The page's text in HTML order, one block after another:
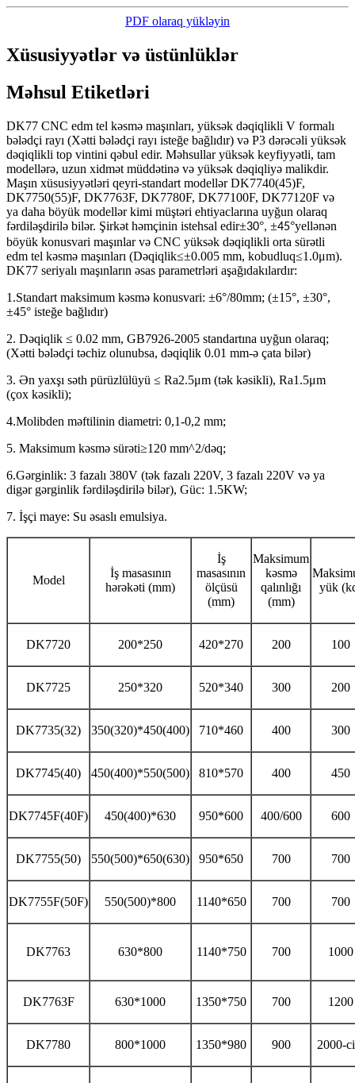
PDF olaraq yükləyin
Xüsusiyyətlər və üstünlüklər
Məhsul Etiketləri
DK77 CNC edm tel kəsmə maşınları, yüksək dəqiqlikli V formalı
bələdçi rayı (Xətti bələdçi rayı isteğe bağlıdır) və P3 dərəcəli yüksək
dəqiqlikli top vintini qəbul edir. Məhsullar yüksək keyfiyyətli, tam
modellərə, uzun xidmət müddətinə və yüksək dəqiqliyə malikdir.
Maşın xüsusiyyətləri qeyri-standart modellər DK7740(45)F,
DK7750(55)F, DK7763F, DK7780F, DK77100F, DK77120F və
ya daha böyük modellər kimi müştəri ehtiyaclarına uyğun olaraq
fərdiləşdirilə bilər. Şirkət həmçinin istehsal edir±30°, ±45°yellənən
böyük konusvari maşınlar və CNC yüksək dəqiqlikli orta sürətli
edm tel kəsmə maşınları (Dəqiqlik≤±0.005 mm, kobudluq≤1.0μm).
DK77 seriyalı maşınların əsas parametrləri aşağıdakılardır:
1.Standart maksimum kəsmə konusvari: ±6°/80mm; (±15°, ±30°,
±45° isteğe bağlıdır)
2. Dəqiqlik ≤ 0.02 mm, GB7926-2005 standartına uyğun olaraq;
(Xətti bələdçi təchiz olunubsa, dəqiqlik 0.01 mm-ə çata bilər)
3. Ən yaxşı səth pürüzlülüyü ≤ Ra2.5μm (tək kəsikli), Ra1.5μm
(çox kəsikli);
4.Molibden məftilinin diametri: 0,1-0,2 mm;
5. Maksimum kəsmə sürəti≥120 mm^2/dəq;
6.Gərginlik: 3 fazalı 380V (tək fazalı 220V, 3 fazalı 220V və ya
digər gərginlik fərdiləşdirilə bilər), Güc: 1.5KW;
7. İşçi maye: Su əsaslı emulsiya.
Model
İş masasının
hərəkəti (mm)
İş
masasının
ölçüsü
(mm)
Maksimum
kəsmə
qalınlığı
(mm)
yük
DK7720 200*250 420*270 200 100
DK7725 250*320 520*340 300 200
DK7735(32) 350(320)*450(400) 710*460 400 300
DK7745(40) 450(400)*550(500) 810*570 400 450
DK7745F(40F) 450(400)*630 950*600 400/600 600
DK7755(50) 550(500)*650(630) 950*650 700 700
DK7755F(50F) 550(500)*800 1140*650 700 700
DK7763 630*800 1140*750 700 1000
DK7763F 630*1000 1350*750 700 1200
DK7780 800*1000 1350*980 900 2000-